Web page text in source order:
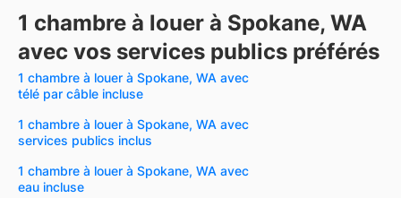
1 chambre à louer à Spokane, WA
avec vos services publics préférés
1 chambre à louer à Spokane, WA avec
télé par câble incluse
1 chambre à louer à Spokane, WA avec
services publics inclus
1 chambre à louer à Spokane, WA avec
eau incluse